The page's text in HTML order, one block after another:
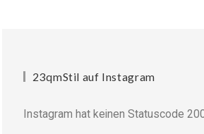
23qmStil auf Instagram
Instagram hat keinen Statuscode